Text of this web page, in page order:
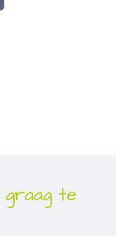
te